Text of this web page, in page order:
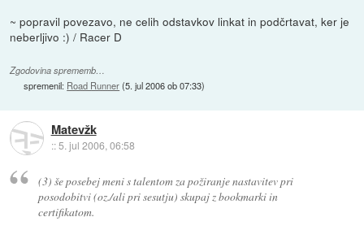
~ popravil povezavo, ne celih odstavkov linkat in podčrtavat, ker je
neberljivo :) / Racer D
Zgodovina sprememb…
spremenil: Road Runner(5. jul 2006 ob 07:33)
Matevžk
::5. jul 2006, 06:58
(3) še posebej meni s talentom za požiranje nastavitev pri
posodobitvi (oz./ali pri sesutju) skupaj z bookmarki in
certifikatom.